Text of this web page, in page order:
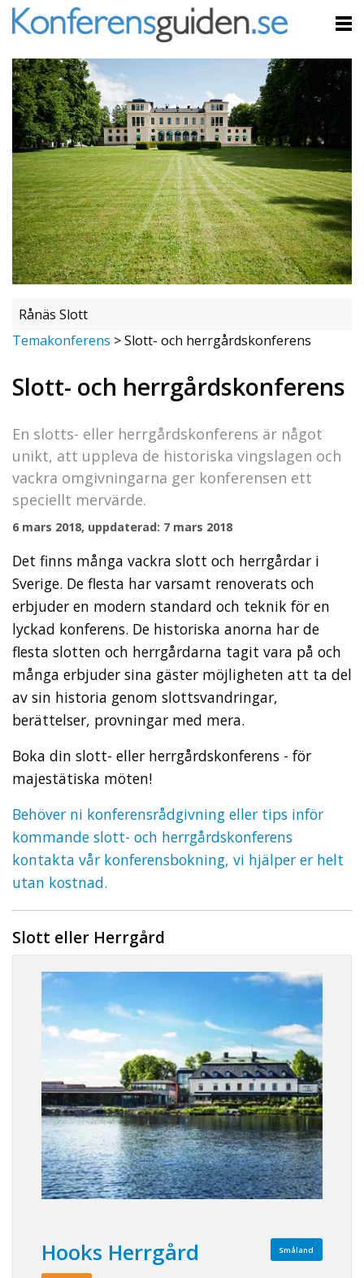
Rånäs Slott
Temakonferens >Slott- och herrgårdskonferens
Slott- och herrgårdskonferens
En slotts- eller herrgårdskonferens är något
unikt, att uppleva de historiska vingslagen och
vackra omgivningarna ger konferensen ett
speciellt mervärde.
6 mars 2018, uppdaterad: 7 mars 2018
Det finns många vackra slott och herrgårdar i
Sverige. De flesta har varsamt renoverats och
erbjuder en modern standard och teknik för en
lyckad konferens. De historiska anorna har de
flesta slotten och herrgårdarna tagit vara på och
många erbjuder sina gäster möjligheten att ta del
av sin historia genom slottsvandringar,
berättelser, provningar med mera.
Boka din slott- eller herrgårdskonferens - för
majestätiska möten!
Behöver ni konferensrådgivning eller tips inför
kommande slott- och herrgårdskonferens
kontakta vår konferensbokning, vi hjälper er helt
utan kostnad.
Slott eller Herrgård
Småland
Hooks Herrgård